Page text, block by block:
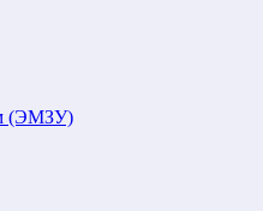
(ЭМЗУ)